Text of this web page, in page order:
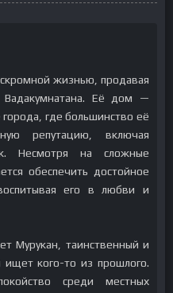
жизнью, продавая
Её дом —
где большинство её
репутацию, включая
Несмотря на сложные
обеспечить достойное
его в любви и
Мурукан, таинственный и
ищет кого-то из прошлого.
среди местных